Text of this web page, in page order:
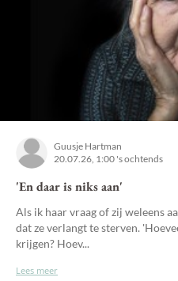
Guusje Hartman
20.07.26, 1:00 's ochtends
'En daar is niks aan'
Als ik haar vraag of zij weleens
dat ze verlangt te sterven.
krijgen? Hoev...
Lees meer